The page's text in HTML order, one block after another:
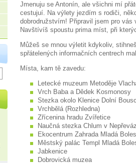
Jmenuju se Antonín, ale všichni mí
cestujuí. Na výlety jezdím s rodiči,
dobrodružstvím! Připravil jsem pro vás
Navštívíš spoustu prima míst, při
Můžeš se mnou výletit kdykoliv,
spřátelených informačních centrech
Místa, kam tě zavedu:
Letecké muzeum Metoděje
Vrch Baba a Dědek Kosmonosy
Stezka okolo Klenice Dolní
Vrchbělá (Rozhledna)
Zřícenina hradu Zvířetice
Naučná stezka Chlum v
Ekocentrum Zahrada Mladá
Městský palác Templ Mladá
Jabkenice
Dobrovická muzea